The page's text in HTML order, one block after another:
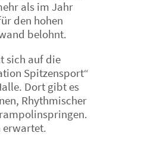
als im Jahr
den hohen
belohnt.
sich auf die
Spitzensport“
Dort gibt es
Rhythmischer
erwartet.